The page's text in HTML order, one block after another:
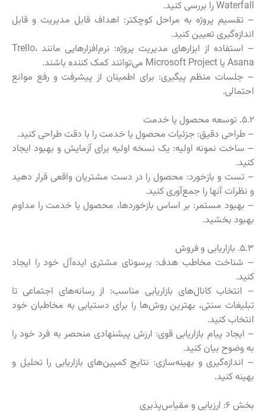
Waterfall را بررسی کنید.
– تقسیم پروژه به مراحل کوچکتر: اهداف قابل مدیریت و قابل
اندازه‌گیری تعیین کنید.
– استفاده از ابزارهای مدیریت پروژه: نرم‌افزارهایی مانند Trello،
Asana یا Microsoft Project می‌توانند کمک کننده باشند.
– جلسات منظم پیگیری: برای اطمینان از پیشرفت و رفع موانع
احتمالی.
۵.۲. توسعه محصول یا خدمت
– طراحی دقیق: جزئیات محصول یا خدمت را با دقت طراحی کنید.
– ساخت نمونه اولیه: یک نسخه اولیه برای آزمایش و بهبود ایجاد
کنید.
– تست و بازخورد: محصول را در دست مشتریان واقعی قرار دهید
و نظرات آنها را جمع‌آوری کنید.
– بهبود مستمر: بر اساس بازخوردها، محصول یا خدمت را مداوم
بهبود بخشید.
۵.۳. بازاریابی و فروش
– شناخت مخاطب هدف: پرسونای مشتری ایده‌آل خود را ایجاد
کنید.
– انتخاب کانال‌های بازاریابی مناسب: از رسانه‌های اجتماعی تا
تبلیغات سنتی، بهترین روش‌ها را برای دستیابی به مخاطبان خود
انتخاب کنید.
– ایجاد پیام بازاریابی قوی: ارزش پیشنهادی منحصر به فرد خود را
به وضوح بیان کنید.
– اندازه‌گیری و بهینه‌سازی: نتایج کمپین‌های بازاریابی را تحلیل و
بهینه کنید.
بخش ۶: ارزیابی و مقیاس‌پذیری